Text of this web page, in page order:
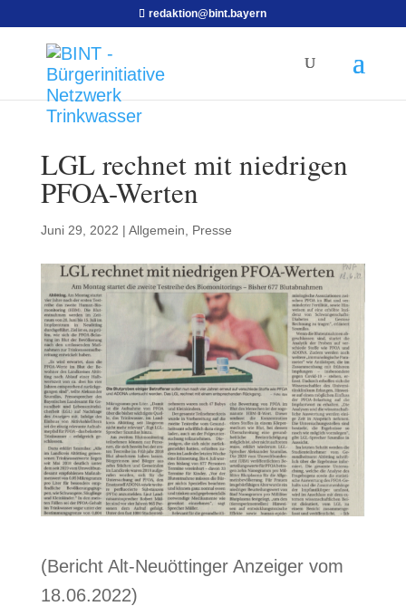
redaktion@bint.bayern
LGL rechnet mit niedrigen
PFOA-Werten
Juni 29, 2022 | Allgemein Presse
(Bericht Alt-Neuöttinger Anzeiger vom
18.06.2022)